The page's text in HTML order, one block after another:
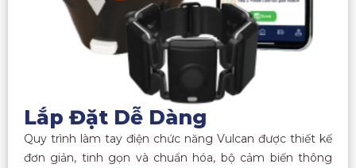
Lắp Đặt Dễ Dàng
Quy trình làm tay điện chức năng Vulcan được thiết kế
đơn giản, tinh gọn và chuẩn hóa, bộ cảm biến thông